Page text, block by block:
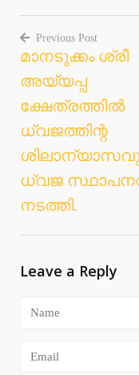
Post
navigation
Previous Post
മാനടുക്കം ശ്രീ
അയ്യപ്പ
ക്ഷേത്രത്തിൽ
ധ്വജത്തിന്റ
ധ്വജ
നടത്തി.
Leave a Reply